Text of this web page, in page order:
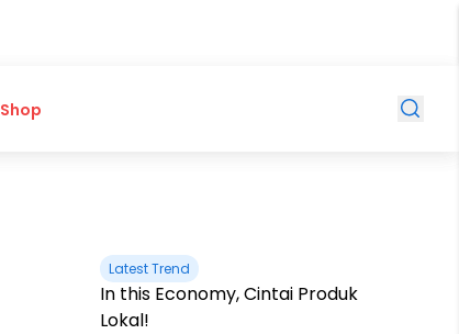
Shop
Latest Trend
In this Economy, Cintai Produk
Lokal!